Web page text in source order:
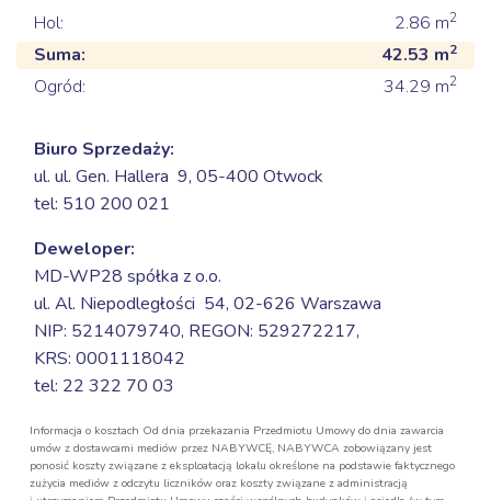
Hol: 2.86 m2
Suma: 42.53 m2
Ogród: 34.29 m2
Biuro Sprzedaży:
ul. ul. Gen. Hallera 9, 05-400 Otwock
tel: 510 200 021
Deweloper:
MD-WP28 spółka z o.o.
ul. Al. Niepodległości 54, 02-626 Warszawa
NIP: 5214079740, REGON: 529272217,
KRS: 0001118042
tel: 22 322 70 03
Informacja o kosztach Od dnia przekazania Przedmiotu Umowy do dnia zawarcia
umów z dostawcami mediów przez NABYWCĘ, NABYWCA zobowiązany jest
ponosić koszty związane z eksploatacją lokalu określone na podstawie faktycznego
zużycia mediów z odczytu liczników oraz koszty związane z administracją